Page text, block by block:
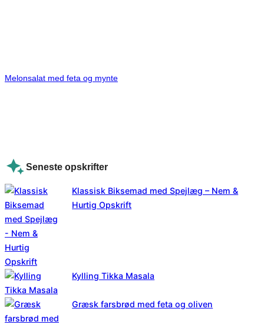
Melonsalat med feta og mynte
Seneste opskrifter
Klassisk Biksemad med Spejlæg – Nem &
Hurtig Opskrift
Kylling Tikka Masala
Græsk farsbrød med feta og oliven